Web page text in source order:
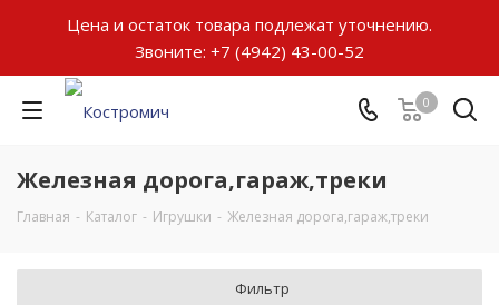
Цена и остаток товара подлежат уточнению.
Звоните: +7 (4942) 43-00-52
0
Железная дорога,гараж,треки
Главная - Каталог - Игрушки - Железная дорога,гараж,треки
Фильтр